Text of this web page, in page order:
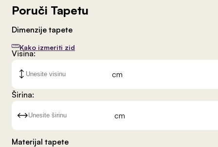
Poruči Tapetu
Dimenzije tapete
Kako izmeriti zid
Visina:
cm
Širina:
cm
Materijal tapete